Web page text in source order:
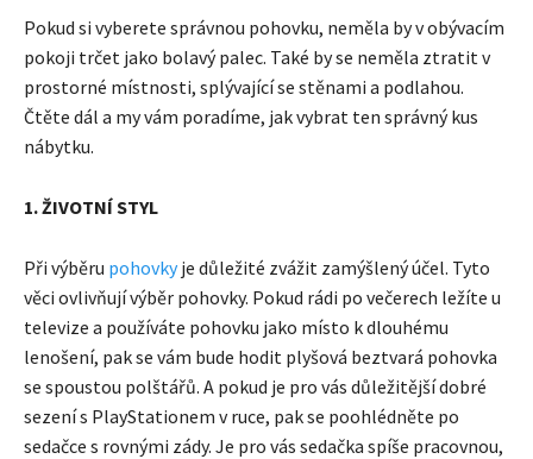
Pokud si vyberete správnou pohovku, neměla by v obývacím
pokoji trčet jako bolavý palec. Také by se neměla ztratit v
prostorné místnosti, splývající se stěnami a podlahou.
Čtěte dál a my vám poradíme, jak vybrat ten správný kus
nábytku.
1. ŽIVOTNÍ STYL
Při výběru pohovkyje důležité zvážit zamýšlený účel. Tyto
věci ovlivňují výběr pohovky. Pokud rádi po večerech ležíte u
televize a používáte pohovku jako místo k dlouhému
lenošení, pak se vám bude hodit plyšová beztvará pohovka
se spoustou polštářů. A pokud je pro vás důležitější dobré
sezení s PlayStationem v ruce, pak se poohlédněte po
sedačce s rovnými zády. Je pro vás sedačka spíše pracovnou,